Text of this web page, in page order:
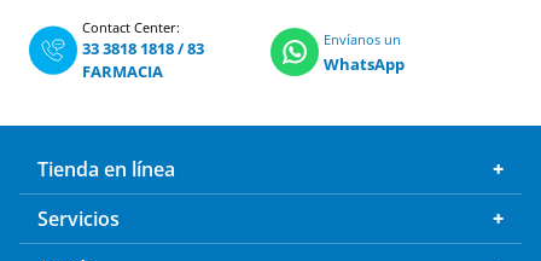
Contact Center:
33 3818 1818/83
FARMACIA
Envíanos un
WhatsApp
Tienda en línea
Servicios